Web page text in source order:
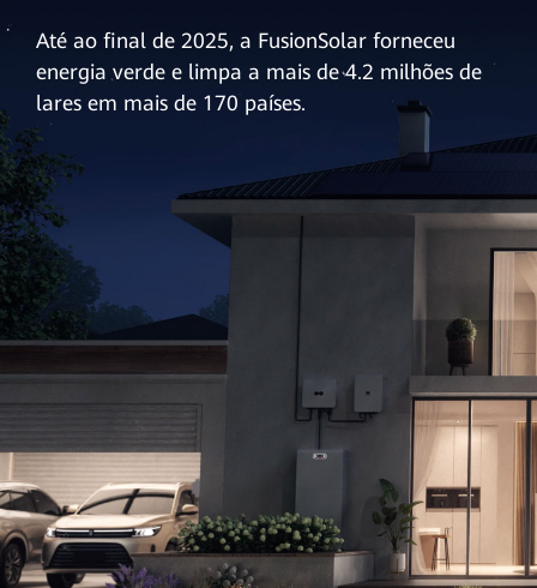
Até ao final de 2025, a FusionSolar forneceu
energia verde e limpa a mais de 4.2 milhões de
lares em mais de 170 países.